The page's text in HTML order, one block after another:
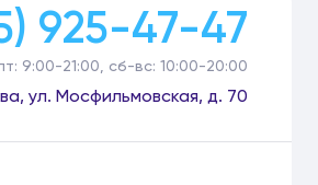
925-47-47
9:00-21:00, сб-вс: 10:00-20:00
ул. Мосфильмовская, д. 70